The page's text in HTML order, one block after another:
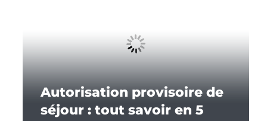
Autorisation provisoire de
séjour : tout savoir en 5